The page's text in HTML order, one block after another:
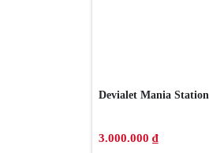
Devialet Mania Station
3.000.000 ₫